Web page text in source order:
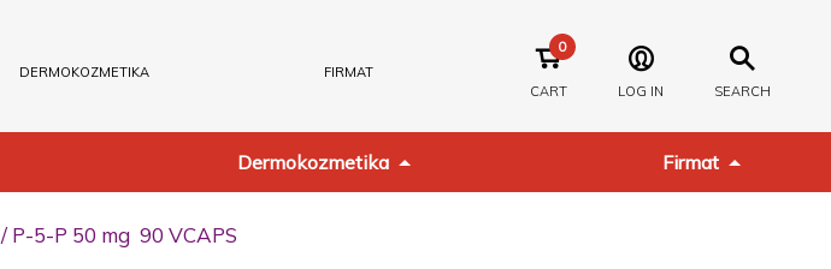
DERMOKOZMETIKA
FIRMAT
CART
0
LOG IN SEARCH
Dermokozmetika Firmat
/ P-5-P 50 mg 90 VCAPS